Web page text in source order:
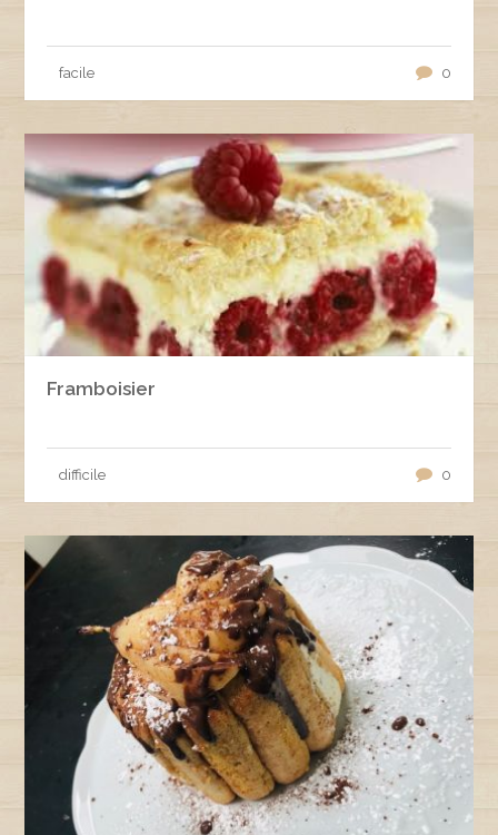
facile 0
Framboisier
difficile 0